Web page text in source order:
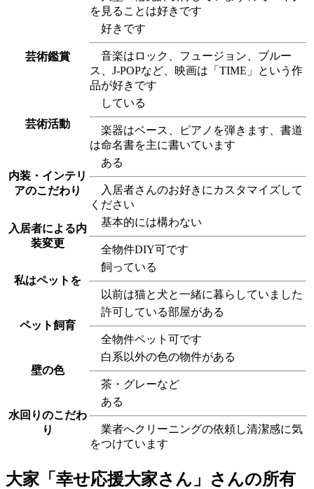
を見ることは好きです
芸術鑑賞
好きです
音楽はロック、フュージョン、ブルー
ス、J-POPなど、映画は「TIME」という作
品が好きです
芸術活動
している
楽器はベース、ピアノを弾きます、書道
は命名書を主に書いています
内装・インテリ
アのこだわり
ある
入居者さんのお好きにカスタマイズして
ください
入居者による内
装変更
基本的には構わない
全物件DIY可です
私はペットを
飼っている
以前は猫と犬と一緒に暮らしていました
ペット飼育
許可している部屋がある
全物件ペット可です
壁の色
白系以外の色の物件がある
茶・グレーなど
水回りのこだわ
り
ある
業者へクリーニングの依頼し清潔感に気
をつけています
大家「幸せ応援大家さん」さんの所有